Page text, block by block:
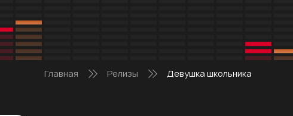
Главная Релизы Девушка школьника